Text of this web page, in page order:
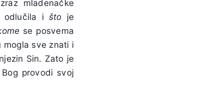
mladenačke
i što je
se posvema
mogla sve znati i
Sin. Zato je
provodi svoj